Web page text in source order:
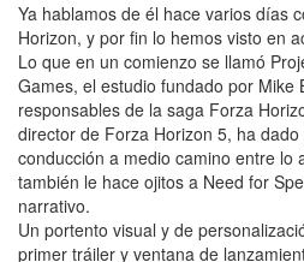
Ya hablamos de él hace varios días
Horizon, y por fin lo hemos visto en
Lo que en un comienzo se llamó
Games, el estudio fundado por Mike
responsables de la saga Forza
director de Forza Horizon 5, ha
conducción a medio camino entre lo
también le hace ojitos a Need for
narrativo.
Un portento visual y de
primer tráiler y ventana de